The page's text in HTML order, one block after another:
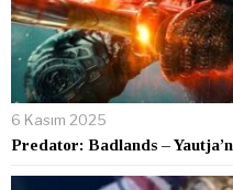
6 Kasım 2025
Predator: Badlands –